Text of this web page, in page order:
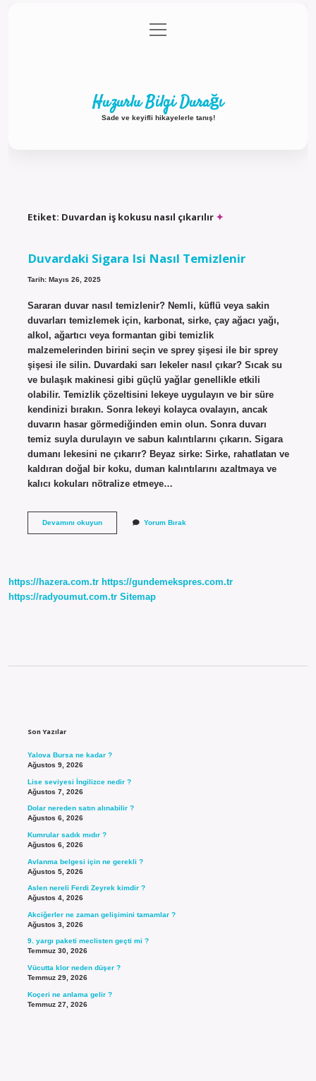
Gizlilik Politikası
menüyü
aç
Huzurlu Bilgi Durağı
Sade ve keyifli hikayelerle tanış!
Etiket: Duvardan iş kokusu nasıl çıkarılır
Duvardaki Sigara Isi Nasıl Temizlenir
Tarih: Mayıs 26, 2025
Sararan duvar nasıl temizlenir? Nemli, küflü veya sakin
duvarları temizlemek için, karbonat, sirke, çay ağacı yağı,
alkol, ağartıcı veya formantan gibi temizlik
malzemelerinden birini seçin ve sprey şişesi ile bir sprey
şişesi ile silin. Duvardaki sarı lekeler nasıl çıkar? Sıcak su
ve bulaşık makinesi gibi güçlü yağlar genellikle etkili
olabilir. Temizlik çözeltisini lekeye uygulayın ve bir süre
kendinizi bırakın. Sonra lekeyi kolayca ovalayın, ancak
duvarın hasar görmediğinden emin olun. Sonra duvarı
temiz suyla durulayın ve sabun kalıntılarını çıkarın. Sigara
dumanı lekesini ne çıkarır? Beyaz sirke: Sirke, rahatlatan ve
kaldıran doğal bir koku, duman kalıntılarını azaltmaya ve
kalıcı kokuları nötralize etmeye…
Devamını okuyunDuvardaki
Yorum Bırak
https://hazera.com.tr https://gundemekspres.com.tr
https://radyoumut.com.tr Sitemap
Son Yazılar
Yalova Bursa ne kadar ?
Ağustos 9, 2026
Lise seviyesi İngilizce nedir ?
Ağustos 7, 2026
Dolar nereden satın alınabilir ?
Ağustos 6, 2026
Kumrular sadık mıdır ?
Ağustos 6, 2026
Avlanma belgesi için ne gerekli ?
Ağustos 5, 2026
Aslen nereli Ferdi Zeyrek kimdir ?
Ağustos 4, 2026
Akciğerler ne zaman gelişimini tamamlar ?
Ağustos 3, 2026
9. yargı paketi meclisten geçti mi ?
Temmuz 30, 2026
Vücutta klor neden düşer ?
Temmuz 29, 2026
Koçeri ne anlama gelir ?
Temmuz 27, 2026